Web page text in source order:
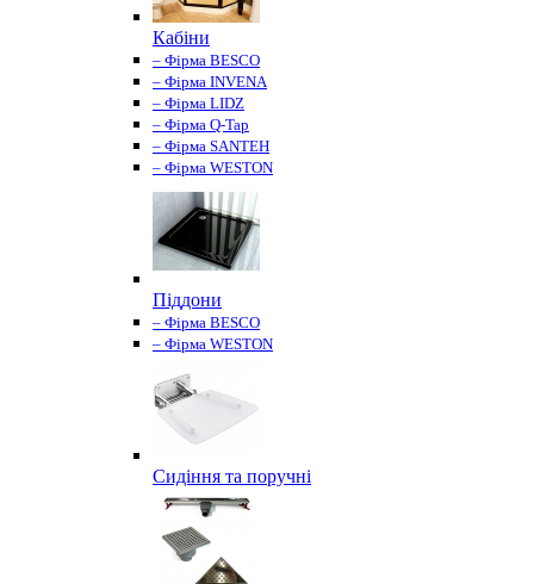
Кабіни
– Фірма BESCO
– Фірма INVENA
– Фірма LIDZ
– Фірма Q-Tap
– Фірма SANTEH
– Фірма WESTON
Піддони
– Фірма BESCO
– Фірма WESTON
Сидіння та поручні